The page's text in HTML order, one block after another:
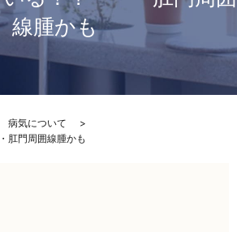
線腫かも
病気について
肛門周囲線腫かも